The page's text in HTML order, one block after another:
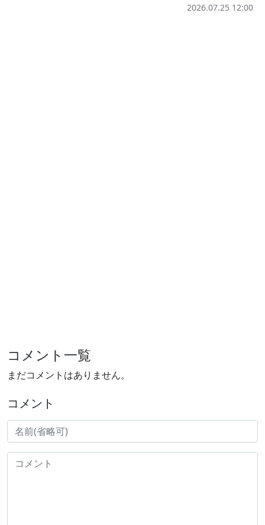
2026.07.25 12:00
コメント一覧
まだコメントはありません。
コメント